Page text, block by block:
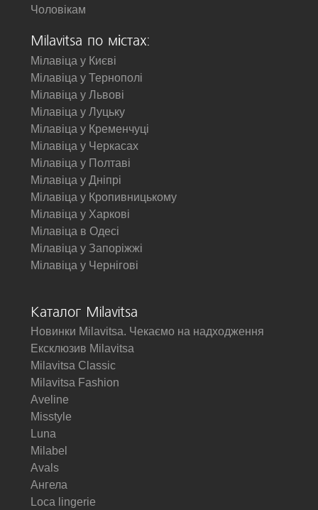
Чоловікам
Milavitsa по містах:
Мілавіца у Києві
Мілавіца у Тернополі
Мілавіца у Львові
Мілавіца у Луцьку
Мілавіца у Кременчуці
Мілавіца у Черкасах
Мілавіца у Полтаві
Мілавіца у Дніпрі
Мілавіца у Кропивницькому
Мілавіца у Харкові
Мілавіца в Одесі
Мілавіца у Запоріжжі
Мілавіца у Чернігові
Каталог Milavitsa
Новинки Milavitsa. Чекаємо на надходження
Ексклюзив Milavitsa
Milavitsa Classic
Milavitsa Fashion
Aveline
Misstyle
Luna
Milabel
Avals
Ангела
Loca lingerie